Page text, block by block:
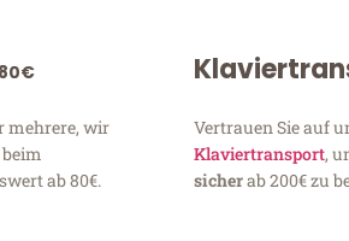
mehrere, wir
ab 80€.
Vertrauen Sie auf
Klaviertransport,
sicherab 200€ zu